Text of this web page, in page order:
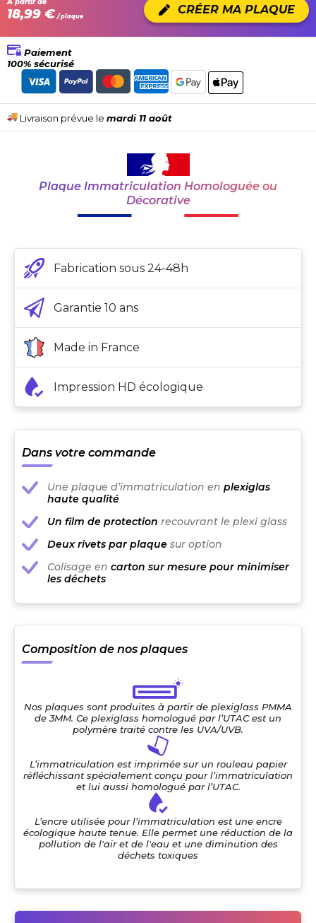
18,99 € / plaque CRÉER MA PLAQUE
Paiement
100% sécurisé
Livraison prévue le mardi 11 août
Plaque Immatriculation Homologuée ou
Décorative
Fabrication sous 24-48h
Garantie 10 ans
Made in France
Impression HD écologique
Dans votre commande
Une plaque d’immatriculation en plexiglas
haute qualité
Un film de protection recouvrant le plexi glass
Deux rivets par plaque sur option
Colisage en carton sur mesure pour minimiser
les déchets
Composition de nos plaques
Nos plaques sont produites à partir de plexiglass PMMA
de 3MM. Ce plexiglass homologué par l’UTAC est un
polymère traité contre les UVA/UVB.
L’immatriculation est imprimée sur un rouleau papier
réfléchissant spécialement conçu pour l’immatriculation
et lui aussi homologué par l’UTAC.
L’encre utilisée pour l’immatriculation est une encre
écologique haute tenue. Elle permet une réduction de la
pollution de l'air et de l'eau et une diminution des
déchets toxiques